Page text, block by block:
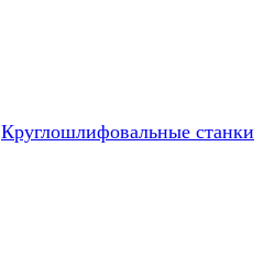
Круглошлифовальные станки